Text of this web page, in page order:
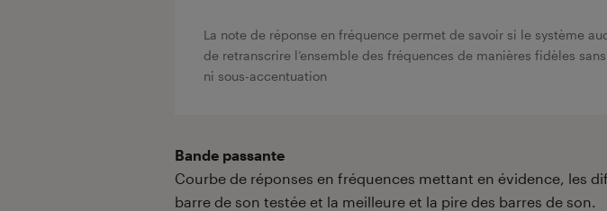
La note de réponse en fréquence permet de savoir si le système
de retranscrire l’ensemble des fréquences de manières fidèles
ni sous-accentuation
Bande passante
Courbe de réponses en fréquences mettant en évidence, les
barre de son testée et la meilleure et la pire des barres de son.